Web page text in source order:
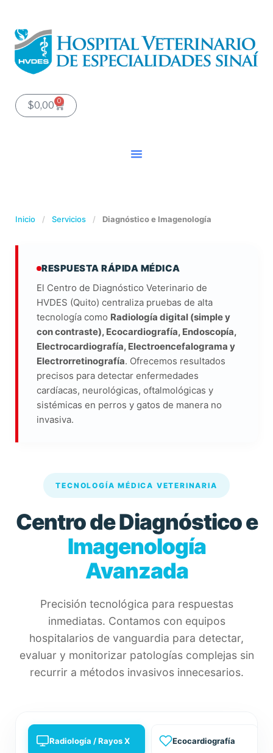
contenido
$0,00 0
Carrito
Inicio / Servicios / Diagnóstico e Imagenología
RESPUESTA RÁPIDA MÉDICA
El Centro de Diagnóstico Veterinario de
HVDES (Quito) centraliza pruebas de alta
tecnología como Radiología digital (simple y
con contraste), Ecocardiografía, Endoscopía,
Electrocardiografía, Electroencefalograma y
Electrorretinografía. Ofrecemos resultados
precisos para detectar enfermedades
cardíacas, neurológicas, oftalmológicas y
sistémicas en perros y gatos de manera no
invasiva.
TECNOLOGÍA MÉDICA VETERINARIA
Centro de Diagnóstico e
Imagenología
Avanzada
Precisión tecnológica para respuestas
inmediatas. Contamos con equipos
hospitalarios de vanguardia para detectar,
evaluar y monitorizar patologías complejas sin
recurrir a métodos invasivos innecesarios.
Radiología / Rayos X Ecocardiografía